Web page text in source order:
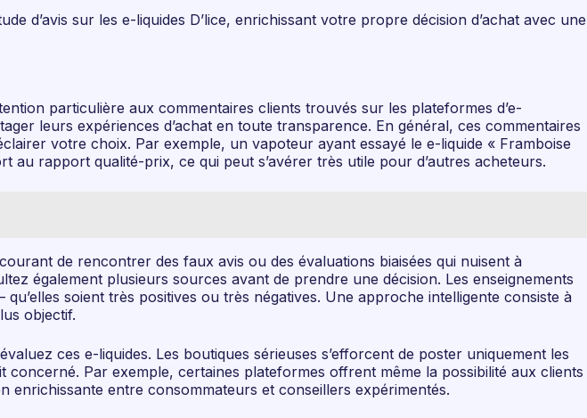
d’avis sur les e-liquides D’lice, enrichissant votre propre décision d’achat avec une
particulière aux commentaires clients trouvés sur les plateformes d’e-
leurs expériences d’achat en toute transparence. En général, ces commentaires
votre choix. Par exemple, un vapoteur ayant essayé le e-liquide « Framboise
rapport qualité-prix, ce qui peut s’avérer très utile pour d’autres acheteurs.
de rencontrer des faux avis ou des évaluations biaisées qui nuisent à
également plusieurs sources avant de prendre une décision. Les enseignements
soient très positives ou très négatives. Une approche intelligente consiste à
objectif.
ces e-liquides. Les boutiques sérieuses s’efforcent de poster uniquement les
Par exemple, certaines plateformes offrent même la possibilité aux clients
enrichissante entre consommateurs et conseillers expérimentés.